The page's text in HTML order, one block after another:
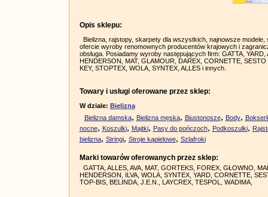
Opis sklepu:
Bielizna, rajstopy, skarpety dla wszystkich, najnowsze modele,
ofercie wyroby renomownych producentów krajowych i
obsługa. Posiadamy wyroby następujących firm: GATTA, YARD,
HENDERSON, MAT, GLAMOUR, DAREX, CORNETTE,
KEY, STOPTEX, WOLA, SYNTEX, ALLES i innych.
Towary i usługi oferowane przez sklep:
W dziale: Bielizna
Bielizna damska, Bielizna męska, Biustonosze, Body,
nocne, Koszulki, Majtki, Pasy do pończoch, Podkoszulki,
bielizna, Stringi, Stroje kąpielowe, Szlafroki
Marki towarów oferowanych przez sklep:
GATTA, ALLES, AVA, MAT, GORTEKS, FOREX, GŁOWNO,
HENDERSON, ILVA, WOLA, SYNTEX, YARD, CORNETTE,
TOP-BIS, BELINDA, J.E.N., LAYCREX, TESPOL, WADIMA,